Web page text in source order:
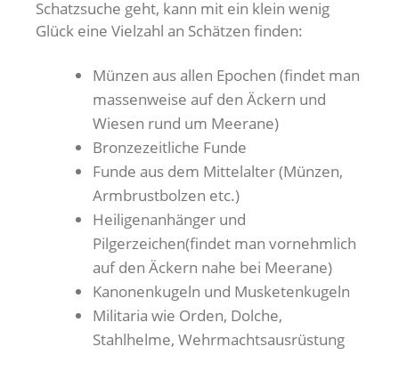
Schatzsuche geht, kann mit ein klein wenig
Glück eine Vielzahl an Schätzen finden:
Münzen aus allen Epochen (findet man
massenweise auf den Äckern und
Wiesen rund um Meerane)
Bronzezeitliche Funde
Funde aus dem Mittelalter (Münzen,
Armbrustbolzen etc.)
Heiligenanhänger und
Pilgerzeichen(findet man vornehmlich
auf den Äckern nahe bei Meerane)
Kanonenkugeln und Musketenkugeln
Militaria wie Orden, Dolche,
Stahlhelme, Wehrmachtsausrüstung